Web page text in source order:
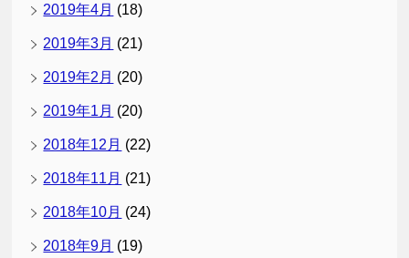
2019年4月 (18)
2019年3月 (21)
2019年2月 (20)
2019年1月 (20)
2018年12月 (22)
2018年11月 (21)
2018年10月 (24)
2018年9月 (19)